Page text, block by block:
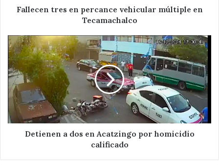
Fallecen tres en percance vehicular múltiple en
Tecamachalco
Detienen
a
dos
en
Acatzingo
por
homicidio
calificado
Detienen a dos en Acatzingo por homicidio
calificado